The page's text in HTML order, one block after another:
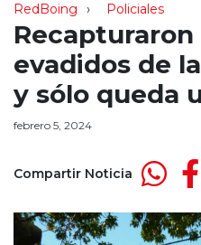
RedBoing Policiales
Recapturaron
evadidos de
y sólo queda
febrero 5, 2024
Compartir Noticia